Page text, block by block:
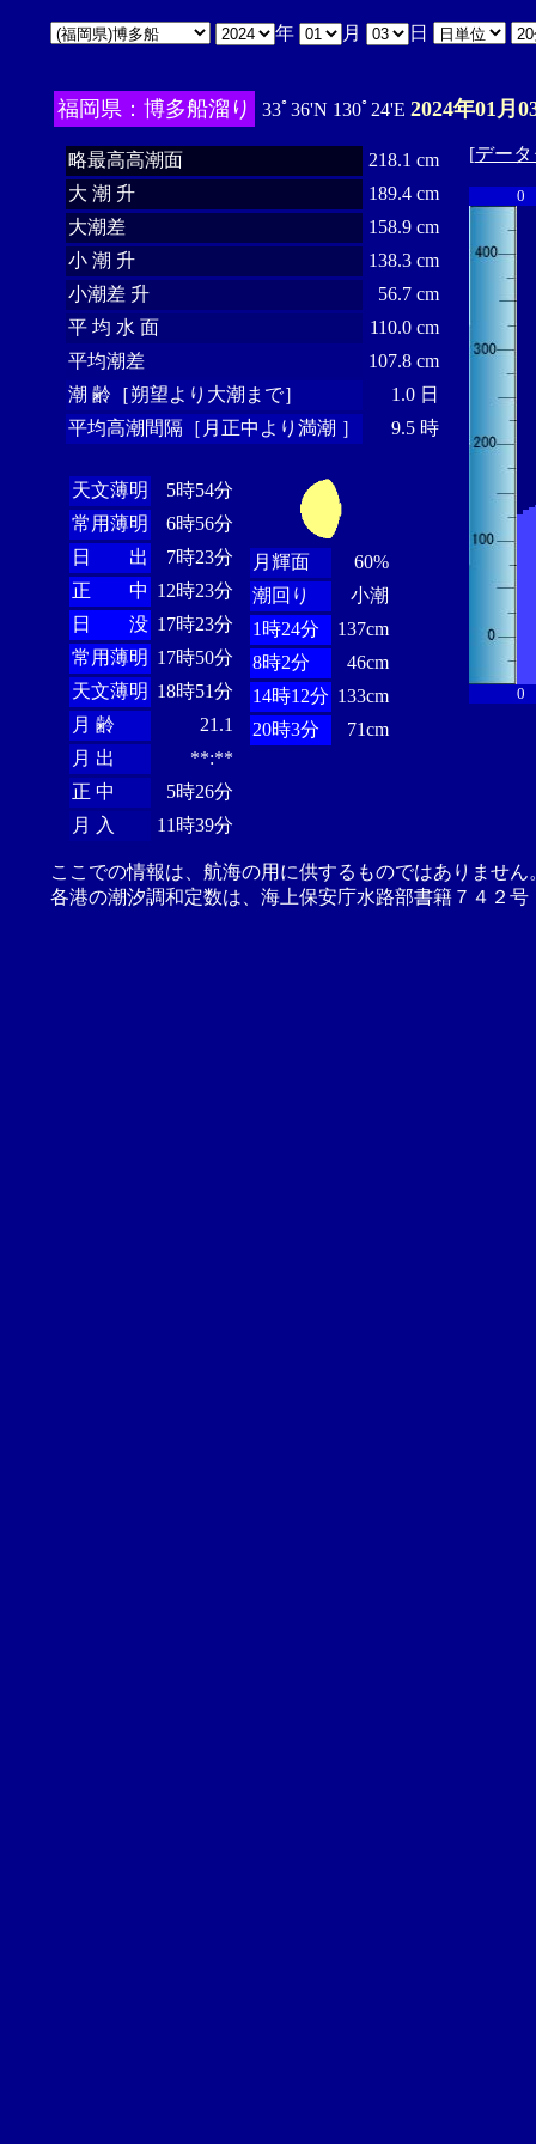
年 月 日
福岡県：博多船溜り 33ﾟ36'N 130ﾟ24'E 2024年01月
略最高高潮面
218.1 cm
大 潮 升
189.4 cm
大潮差
158.9 cm
小 潮 升
138.3 cm
小潮差 升
56.7 cm
平 均 水 面
110.0 cm
平均潮差
107.8 cm
潮 齢［朔望より大潮まで］
1.0 日
平均高潮間隔［月正中より満潮 ］
9.5 時
天文薄明
5時54分
常用薄明
6時56分
日 出
7時23分
正 中 12時23分
日 没 17時23分
常用薄明 17時50分
天文薄明 18時51分
月 齢
21.1
月 出
**:**
正 中
5時26分
月 入
11時39分
月輝面
60%
潮回り
小潮
1時24分
137cm
8時2分
46cm
14時12分 133cm
20時3分
71cm
[デー
0
0
ここでの情報は、航海の用に供するものではありませ
各港の潮汐調和定数は、海上保安庁水路部書籍７４２